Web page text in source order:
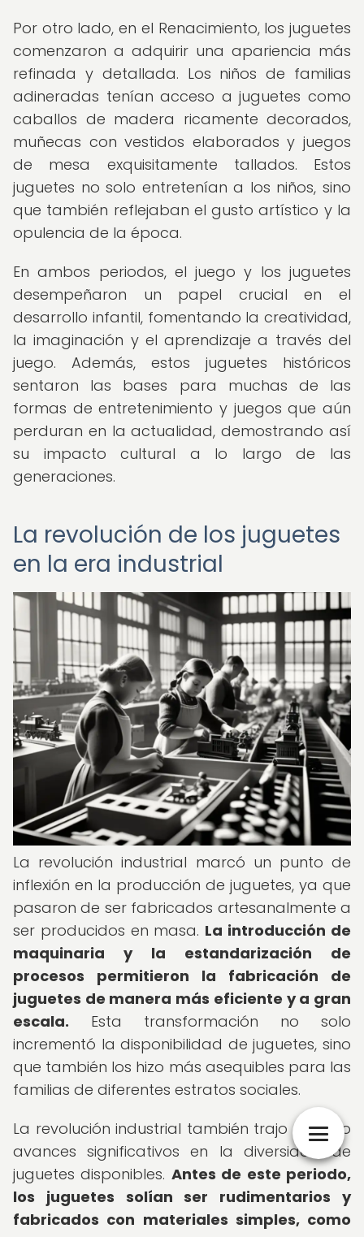
Por otro lado, en el Renacimiento, los juguetes
comenzaron a adquirir una apariencia más
refinada y detallada. Los niños de familias
adineradas tenían acceso a juguetes como
caballos de madera ricamente decorados,
muñecas con vestidos elaborados y juegos
de mesa exquisitamente tallados. Estos
juguetes no solo entretenían a los niños, sino
que también reflejaban el gusto artístico y la
opulencia de la época.
En ambos periodos, el juego y los juguetes
desempeñaron un papel crucial en el
desarrollo infantil, fomentando la creatividad,
la imaginación y el aprendizaje a través del
juego. Además, estos juguetes históricos
sentaron las bases para muchas de las
formas de entretenimiento y juegos que aún
perduran en la actualidad, demostrando así
su impacto cultural a lo largo de las
generaciones.
La revolución de los juguetes
en la era industrial
La revolución industrial marcó un punto de
inflexión en la producción de juguetes, ya que
pasaron de ser fabricados artesanalmente a
ser producidos en masa. La introducción de
maquinaria y la estandarización de
procesos permitieron la fabricación de
juguetes de manera más eficiente y a gran
escala. Esta transformación no solo
incrementó la disponibilidad de juguetes, sino
que también los hizo más asequibles para las
familias de diferentes estratos sociales.
La revolución industrial también trajo consigo
avances significativos en la diversidad de
juguetes disponibles. Antes de este periodo,
los juguetes solían ser rudimentarios y
fabricados con materiales simples, como